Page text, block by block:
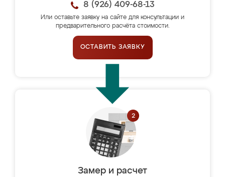
8 (926) 409-68-13
Или оставьте заявку на сайте для консультации и
предварительного расчёта стоимости.
ОСТАВИТЬ ЗАЯВКУ
Замер и расчет